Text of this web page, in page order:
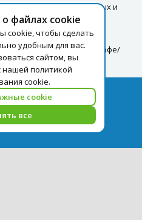
спрей от насекомых и
забудет, у гида есть
автобусе (в округе нет кафе/
файлах cookie
cookie, чтобы сделать
удобным для вас.
сайтом, вы
нашей политикой
cookie.
cookie
все